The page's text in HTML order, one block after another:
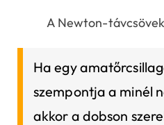
A Newton-
Ha egy
szempontja a minél
akkor a dobson